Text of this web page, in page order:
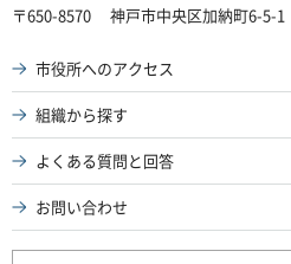
〒650-8570 神戸市中央区加納町6-5-1
市役所へのアクセス
組織から探す
よくある質問と回答
お問い合わせ